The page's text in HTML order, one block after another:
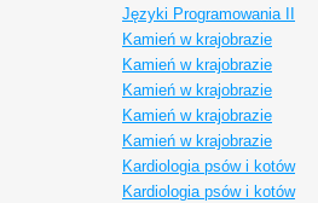
Języki Programowania II
Kamień w krajobrazie
Kamień w krajobrazie
Kamień w krajobrazie
Kamień w krajobrazie
Kamień w krajobrazie
Kardiologia psów i kotów
Kardiologia psów i kotów